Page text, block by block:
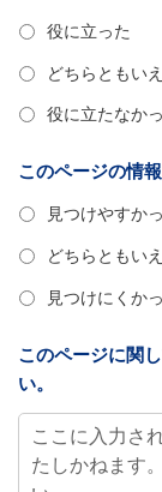
役に立った
どちらともい
役に立たなか
このページの情
見つけやすか
どちらともい
見つけにくか
このページに関
い。